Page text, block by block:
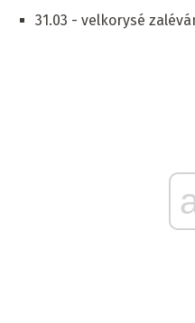
31.03 - velkorysé